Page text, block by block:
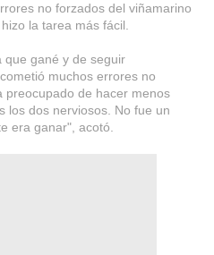
no forzados del viñamarino
la tarea más fácil.
que gané y de seguir
muchos errores no
preocupado de hacer menos
los dos nerviosos. No fue un
era ganar", acotó.